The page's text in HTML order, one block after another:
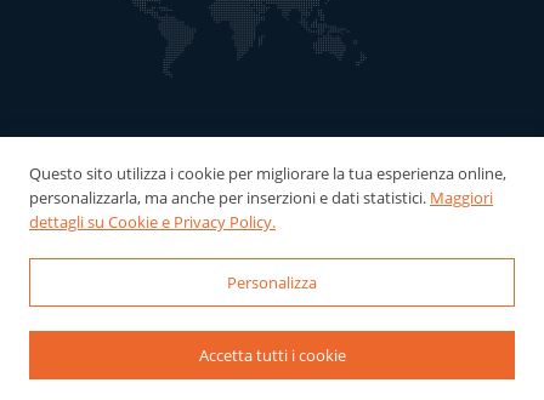
© 2022-2026 Studio Lentini - P.Iva:
WebDesignProduction
Questo sito utilizza i cookie per migliorare la tua esperienza online,
personalizzarla, ma anche per inserzioni e dati statistici. Maggiori
dettagli su Cookie e Privacy Policy.
Personalizza
Accetta tutti i cookie